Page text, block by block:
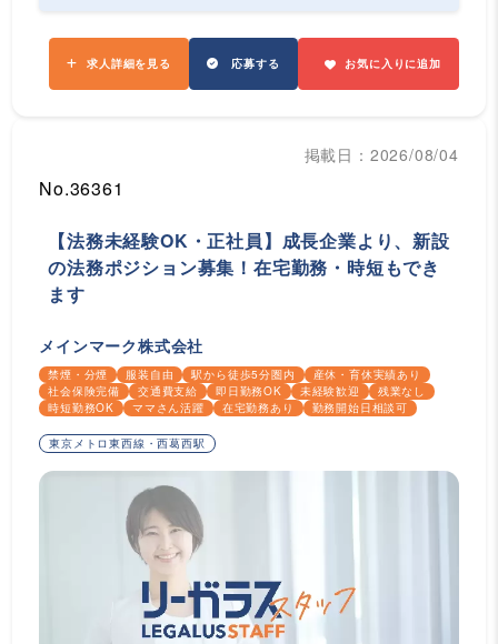
求人詳細を見る 応募する お気に入りに追加
掲載日：2026/08/04
No.36361
【法務未経験OK・正社員】成長企業より、新設
の法務ポジション募集！在宅勤務・時短もでき
ます
メインマーク株式会社
禁煙・分煙 服装自由 駅から徒歩5分圏内
産休・育休実績あり
社会保険完備
交通費支給 即日勤務OK 未経験歓迎
残業なし
時短勤務OK
ママさん活躍 在宅勤務あり 勤務開始日相談可
東京メトロ東西線・西葛西駅